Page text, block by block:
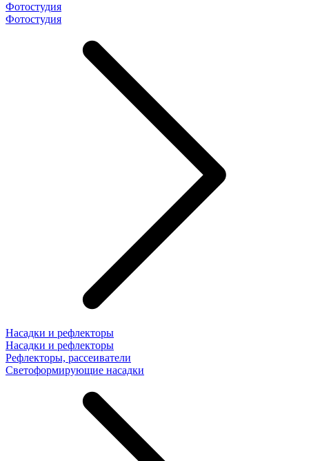
Фотостудия
Фотостудия
Насадки и рефлекторы
Насадки и рефлекторы
Рефлекторы, рассеиватели
Светоформирующие насадки